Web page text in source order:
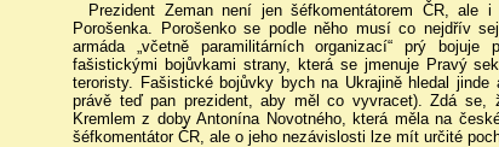
Prezident Zeman není jen šéfkomentátorem ČR, ale
Porošenka. Porošenko se podle něho musí co nejdřív
armáda „včetně paramilitárních organizací“ prý
fašistickými bojůvkami strany, která se jmenuje Pravý
teroristy. Fašistické bojůvky bych na Ukrajině hledal
právě teď pan prezident, aby měl co vyvracet). Zdá se,
Kremlem z doby Antonína Novotného, která měla na
šéfkomentátor ČR, ale o jeho nezávislosti lze mít určité